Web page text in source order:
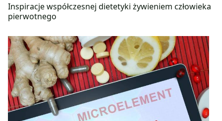
Inspiracje współczesnej dietetyki żywieniem człowieka
pierwotnego